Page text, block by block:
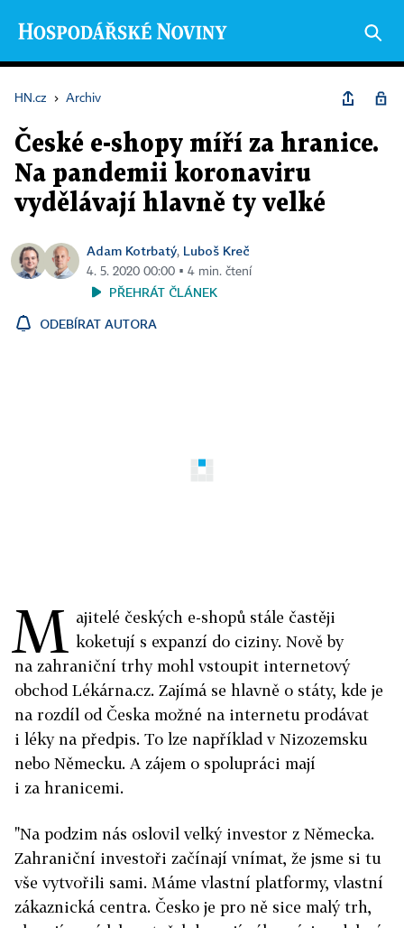
HN.cz › Archiv
České e-shopy míří za hranice.
Na pandemii koronaviru
vydělávají hlavně ty velké
Adam Kotrbatý, Luboš Kreč
4. 5. 2020 00:00 ▪ 4 min. čtení
PŘEHRÁT ČLÁNEK
ODEBÍRAT AUTORA
M ajitelé českých e-shopů stále častěji
koketují s expanzí do ciziny. Nově by
na zahraniční trhy mohl vstoupit internetový
obchod Lékárna.cz. Zajímá se hlavně o státy, kde je
na rozdíl od Česka možné na internetu prodávat
i léky na předpis. To lze například v Nizozemsku
nebo Německu. A zájem o spolupráci mají
i za hranicemi.
"Na podzim nás oslovil velký investor z Německa.
Zahraniční investoři začínají vnímat, že jsme si tu
vše vytvořili sami. Máme vlastní platformy, vlastní
zákaznická centra. Česko je pro ně sice malý trh,